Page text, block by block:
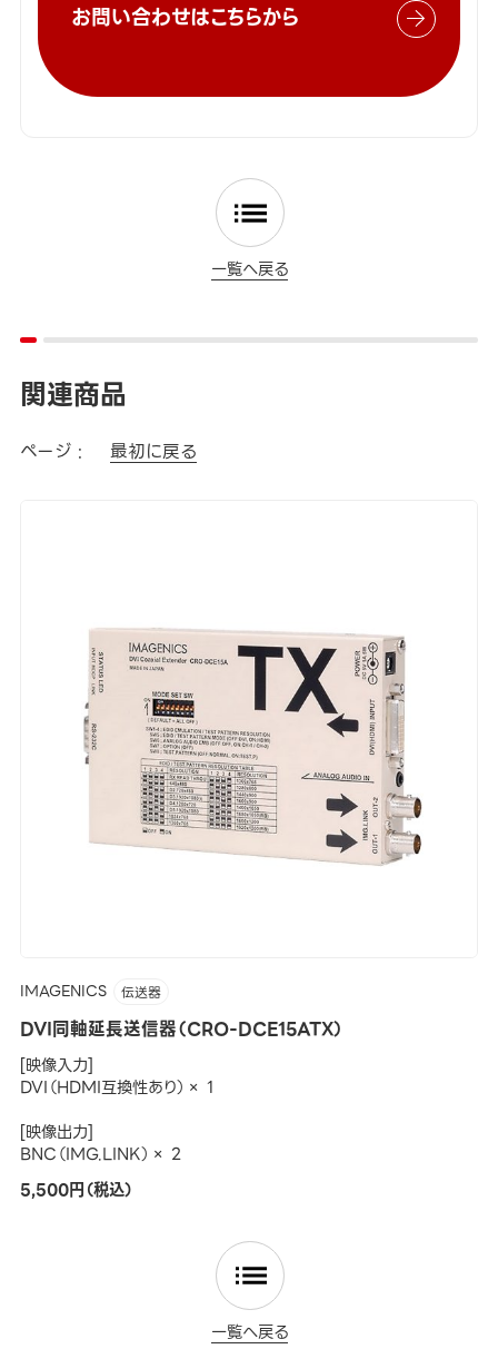
お問い合わせはこちらから
一覧へ戻る
関連商品
ページ : 最初に戻る
IMAGENICS 伝送器
DVI同軸延長送信器（CRO-DCE15ATX）
[映像入力]
DVI（HDMI互換性あり）× 1
[映像出力]
BNC（IMG.LINK）× 2
5,500円（税込）
一覧へ戻る